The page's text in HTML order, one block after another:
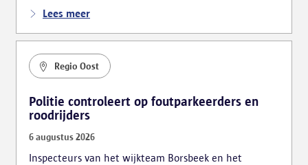
verschillende vaststellingen, waarbij ook vijf personen
Lees meer
Regio Oost
Politie controleert op foutparkeerders en
roodrijders
6 augustus 2026
Inspecteurs van het wijkteam Borsbeek en het